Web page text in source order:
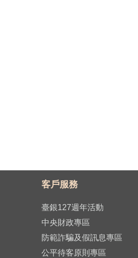
客戶服務
臺銀127週年活動
中央財政專區
防範詐騙及假訊息專區
公平待客原則專區